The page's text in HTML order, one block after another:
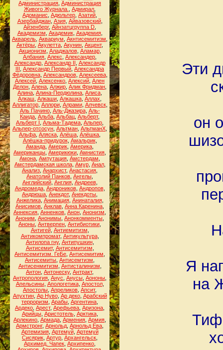
Администрация Администрация
Живого Журнала.
Адмирал
Адоманис Адюльтер Азатий
Азербайджан, Азия, Айвазовский,
Айзенберг, Айнзатцгруппа D
Академизм Академик, Академия,
Акварель Аквариум Акнтисемитизм
Актёры Акулетта Акунин Акцент,
Акционизм Аладжалов, Аламар,
Албания Алекс Александер
Александр, Александр II Александр
III Александр Первый Александра
Фёдоровна, Александров, Алексеева,
Алексей Алексенко Алексий Ален
Делон Алена Алжир Алик Фридман
Алина Алина-Пердюлина Алиса
Алкаш Алкаши Алкашка Аллах
Аллигатор, Аллори, Алрами, Алчевск,
Аль Пачино, Аль-Джазира, Аль-
Каида Альба Альбац Альберт,
Альберт I Альма-Тадема Альпер
Альпер-отсосун Альтман АльтманХ
Альфа Аляска Алёша Алёшка
Алёшка-придурок, Амальрик,
Аманда Америк Америка
Американцы Америкюки Амнистия
Амона Ампутация Амстердам
Амстердамская школа, Амур, Анал,
Анализ Анархист, Анастасия
Анатолий Панков Ангелы
Английский, Англия, Андреев,
Андромеда, Андроников, Андропов,
Андрюша Анекдот, Анекдоты
Анжелика, Анимация, Анинаталия,
Анисимов Анклав Анна Каренина
Аннексия Анненков Анон Анонизм
Аноним Анонимы Анонкомменты
Аноны Антверпен Антибиотики
Антигей, Антиемитизм
Антикомпромат, Антикультура,
Антилопа гну, Антипушкин,
Антисемит, Антисемитизм
Антисемитизм. ГеБе Антисемитим
Антисемиты Антисемтизм
Антисенмитизм Антисталинизм
Антон Антонеску, Антракт,
Антропология Анус Анусы Аононы
Апельсины, Апологетика, Апостол,
Апостолы Апреликов Апсит,
Апухтин, Ар Нуво, Ар деко, Арабский
терроризм Арабы Аргентина
Ардеко Арест, Арефьева Аризона
Арийцы, Аристотель, Арктика,
Арлекино Армада Армения Армия
Армстронг, Арнольд Арнольд Ева
Артемизия, Артемуй, Артемуй
Сисярик Артур Архангельск
Архимед. Чапек Архипенко
Эти
он
Я
на